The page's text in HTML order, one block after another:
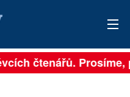
čtenářů. Prosíme,